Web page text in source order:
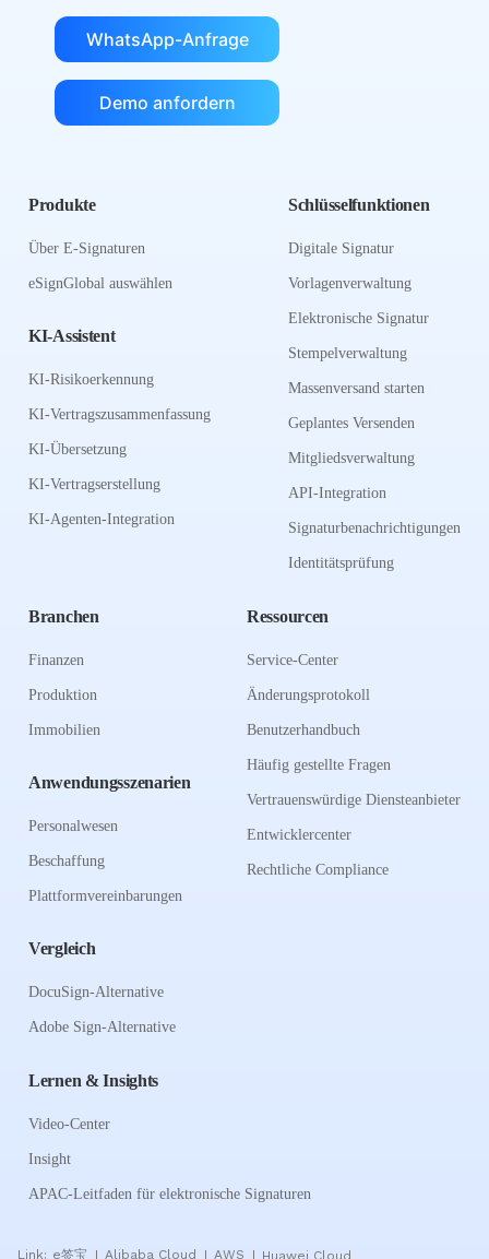
WhatsApp-Anfrage
Demo anfordern
Produkte
Über E-Signaturen
eSignGlobal auswählen
KI-Assistent
KI-Risikoerkennung
KI-Vertragszusammenfassung
KI-Übersetzung
KI-Vertragserstellung
KI-Agenten-Integration
Schlüsselfunktionen
Digitale Signatur
Vorlagenverwaltung
Elektronische Signatur
Stempelverwaltung
Massenversand starten
Geplantes Versenden
Mitgliedsverwaltung
API-Integration
Signaturbenachrichtigungen
Identitätsprüfung
Branchen
Finanzen
Produktion
Immobilien
Anwendungsszenarien
Personalwesen
Beschaffung
Plattformvereinbarungen
Vergleich
DocuSign-Alternative
Adobe Sign-Alternative
Ressourcen
Service-Center
Änderungsprotokoll
Benutzerhandbuch
Häufig gestellte Fragen
Vertrauenswürdige Diensteanbieter
Entwicklercenter
Rechtliche Compliance
Lernen & Insights
Video-Center
Insight
APAC-Leitfaden für elektronische Signaturen
Link: e签宝 Alibaba Cloud AWS Huawei Cloud